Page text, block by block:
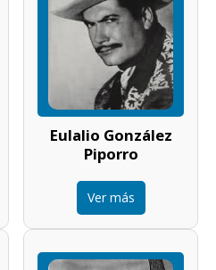
Eulalio González
Piporro
Ver más